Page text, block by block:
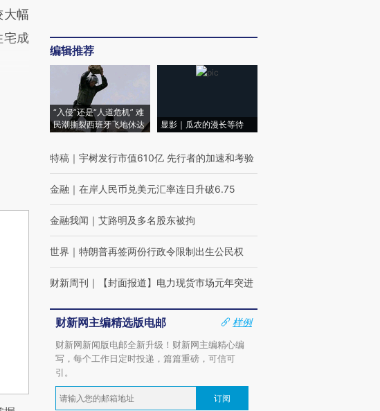
大幅
宅成
编辑推荐
“入侵”还是“人道危机” 难
民潮撕裂西班牙飞地休达
显影｜瓜农的漫长等待
特稿 ｜ 宇树发行市值610亿 先行者的加速和考验
金融 ｜ 在岸人民币兑美元汇率连日升破6.75
金融我闻 ｜ 艾路明及多名股东被拘
世界 ｜ 特朗普再签两份行政令限制出生公民权
财新周刊 ｜ 【封面报道】电力现货市场元年突进
财新网主编精选版电邮
样例
财新网新闻版电邮全新升级！财新网主编精心编
写，每个工作日定时投递，篇篇重磅，可信可
引。
订阅